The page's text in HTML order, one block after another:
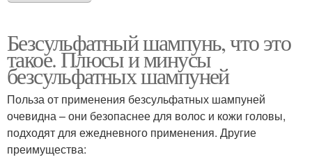
Безсульфатный шампунь, что это
такое. Плюсы и минусы
безсульфатных шампуней
Польза от применения безсульфатных шампуней
очевидна – они безопаснее для волос и кожи головы,
подходят для ежедневного применения. Другие
преимущества: